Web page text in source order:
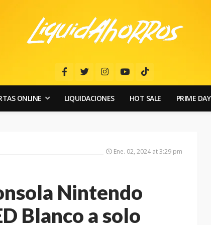
ONLINE LIQUIDACIONES HOT SALE PRIME DAY
Ene. 02, 2024 at 3:29 pm
Nintendo
Blanco a solo